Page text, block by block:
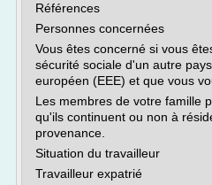
Références
Personnes concernées
Vous êtes concerné si vous
sécurité sociale d'un autre
européen (EEE) et que vous
Les membres de votre famille
qu'ils continuent ou non à
provenance.
Situation du travailleur
Travailleur expatrié